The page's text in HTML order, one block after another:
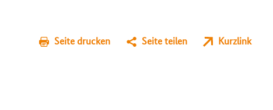
Seite drucken Seite teilen Kurzlink